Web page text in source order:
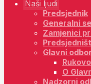
Naši ljudi
Predsjednik
Generalni
Zamjenici
Glavni odbor
O
Nadzorni